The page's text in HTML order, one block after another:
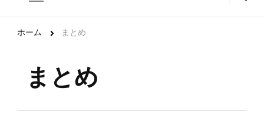
か
?
ホーム まとめ
まとめ